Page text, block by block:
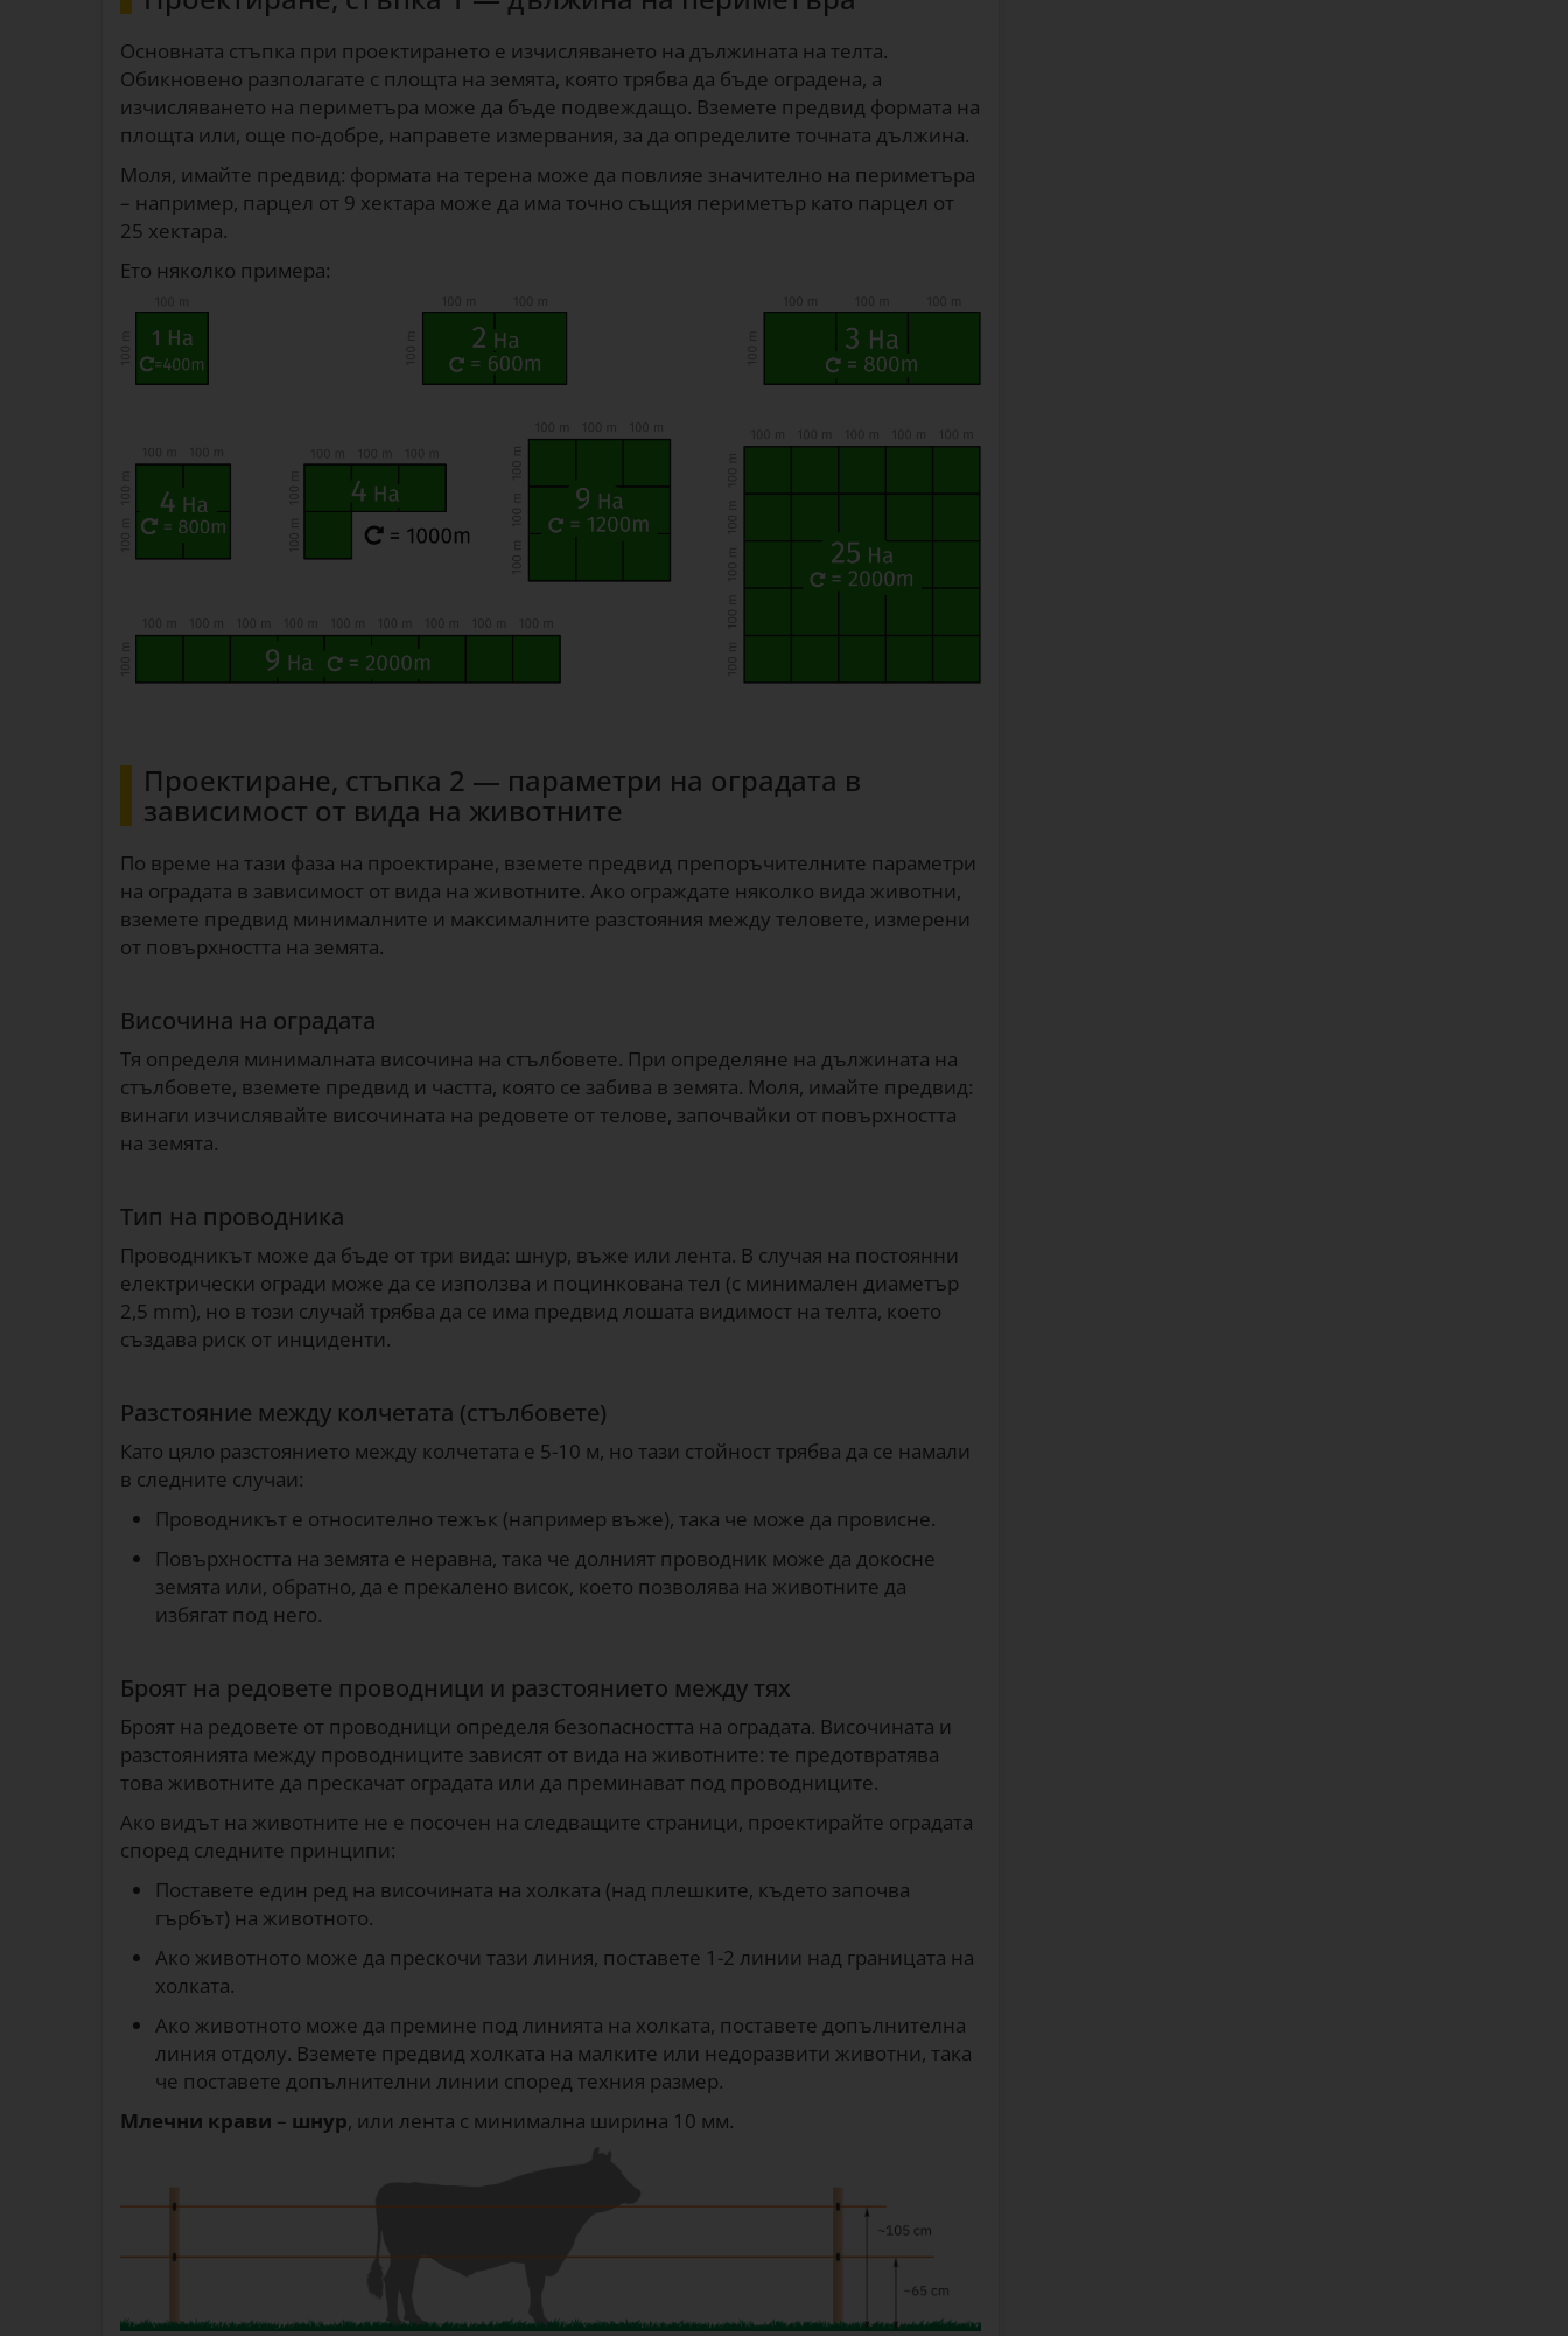
Основната стъпка при проектирането е изчисляването на дължината на телта.
Обикновено разполагате с площта на земята, която трябва да бъде оградена, а
изчисляването на периметъра може да бъде подвеждащо. Вземете предвид формата на
площта или, още по-добре, направете измервания, за да определите точната дължина.
Моля, имайте предвид: формата на терена може да повлияе значително на периметъра
– например, парцел от 9 хектара може да има точно същия периметър като парцел от
25 хектара.
Ето няколко примера:
Проектиране, стъпка 2 — параметри на оградата в
зависимост от вида на животните
По време на тази фаза на проектиране, вземете предвид препоръчителните параметри
на оградата в зависимост от вида на животните. Ако ограждате няколко вида животни,
вземете предвид минималните и максималните разстояния между теловете, измерени
от повърхността на земята.
Височина на оградата
Тя определя минималната височина на стълбовете. При определяне на дължината на
стълбовете, вземете предвид и частта, която се забива в земята. Моля, имайте предвид:
винаги изчислявайте височината на редовете от телове, започвайки от повърхността
на земята.
Тип на проводника
Проводникът може да бъде от три вида: шнур, въже или лента. В случая на постоянни
електрически огради може да се използва и поцинкована тел (с минимален диаметър
2,5 mm), но в този случай трябва да се има предвид лошата видимост на телта, което
създава риск от инциденти.
Разстояние между колчетата (стълбовете)
Като цяло разстоянието между колчетата е 5-10 м, но тази стойност трябва да се намали
в следните случаи:
Проводникът е относително тежък (например въже), така че може да провисне.
Повърхността на земята е неравна, така че долният проводник може да докосне
земята или, обратно, да е прекалено висок, което позволява на животните да
избягат под него.
Броят на редовете проводници и разстоянието между тях
Броят на редовете от проводници определя безопасността на оградата. Височината и
разстоянията между проводниците зависят от вида на животните: те предотвратява
това животните да прескачат оградата или да преминават под проводниците.
Ако видът на животните не е посочен на следващите страници, проектирайте оградата
според следните принципи:
Поставете един ред на височината на холката (над плешките, където започва
гърбът) на животното.
Ако животното може да прескочи тази линия, поставете 1-2 линии над границата на
холката.
Ако животното може да премине под линията на холката, поставете допълнителна
линия отдолу. Вземете предвид холката на малките или недоразвити животни, така
че поставете допълнителни линии според техния размер.
Млечни крави – шнур, или лента с минимална ширина 10 мм.